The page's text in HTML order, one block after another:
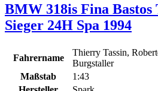
BMW 318is Fina Bastos
Sieger 24H Spa 1994
Fahrername
Thierry Tassin,
Burgstaller
Maßstab
1:43